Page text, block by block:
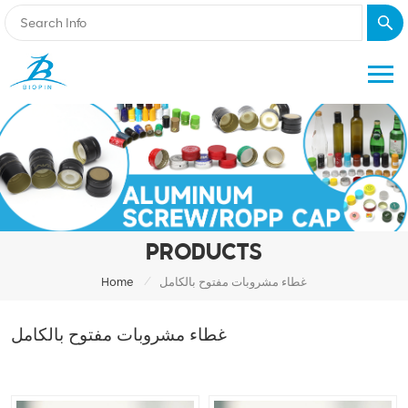
PRODUCTS
Home / غطاء مشروبات مفتوح بالكامل
غطاء مشروبات مفتوح بالكامل